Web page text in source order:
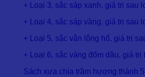
+ Loại 3, sắc sáp xanh, giá trị sau
+ Loại 4, sắc sáp vàng, giá trị sau
+ Loại 5, sắc vằn lông hổ, giá trị
+ Loại 6, sắc vàng đốm dầu, giá trị
Sách xưa chia trầm hương thành